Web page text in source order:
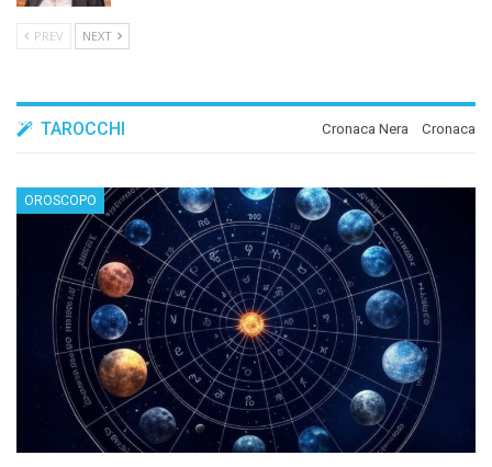
PREV NEXT
TAROCCHI Cronaca
Cronaca Nera
OROSCOPO